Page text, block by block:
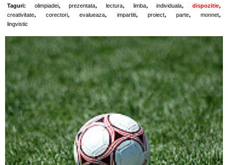
Taguri: olimpiadei, prezentata, lectura, limba, individuala, dispozitie,
creativitate, corectori, evalueaza, impartiti, proiect, parte, monnet,
lingvistic